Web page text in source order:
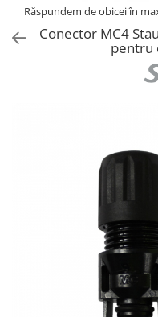
FelicitySolar
Fronius Reserva
Fronius Reserva Pro
Răspundem de obicei în
Conector MC4
pentru